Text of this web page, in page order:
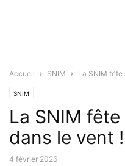
Accueil SNIM La SNIM fête
SNIM
La SNIM
dans le vent !
4 février 2026